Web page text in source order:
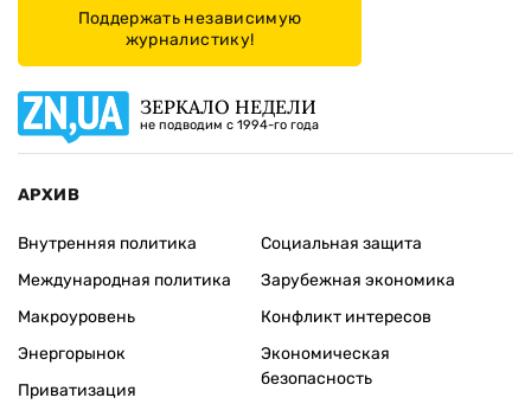
Поддержать независимую
журналистику!
ЗЕРКАЛО НЕДЕЛИ
не подводим с 1994-го года
АРХИВ
Внутренняя политика
Международная политика
Макроуровень
Энергорынок
Приватизация
Социальная защита
Зарубежная экономика
Конфликт интересов
Экономическая
безопасность